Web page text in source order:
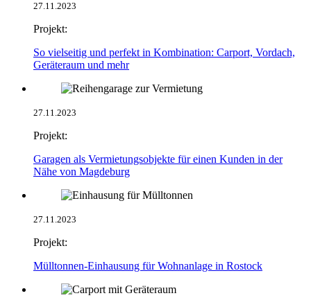
27.11.2023
Projekt:
So vielseitig und perfekt in Kombination: Carport, Vordach,
Geräteraum und mehr
27.11.2023
Projekt:
Garagen als Vermietungsobjekte für einen Kunden in der
Nähe von Magdeburg
27.11.2023
Projekt:
Mülltonnen-Einhausung für Wohnanlage in Rostock